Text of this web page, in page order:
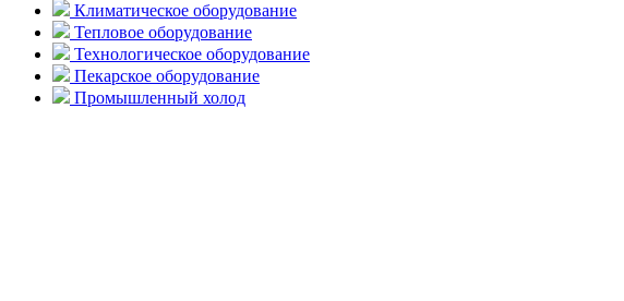
Климатическое оборудование
Тепловое оборудование
Технологическое оборудование
Пекарское оборудование
Промышленный холод